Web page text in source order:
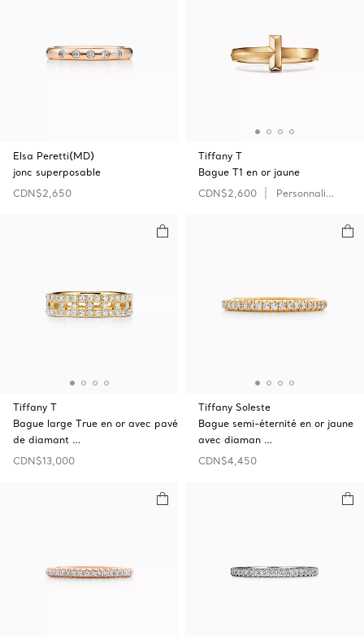
Elsa Peretti(MD)
jonc superposable
CDN$2,650
Tiffany T
Bague T1 en or jaune
CDN$2,600
Personnaliser
Tiffany T
Bague large True en or avec pavé
de diamant …
CDN$13,000
Tiffany Soleste
Bague semi-éternité en or jaune
avec diaman …
CDN$4,450